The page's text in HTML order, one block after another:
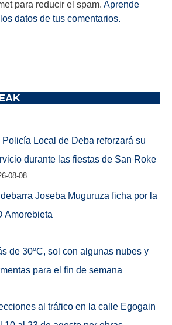
para reducir el spam. Aprende
datos de tus comentarios.
Policía Local de Deba reforzará su
durante las fiestas de San Roke
08-08
Joseba Muguruza ficha por la
Amorebieta
de 30ºC, sol con algunas nubes y
para el fin de semana
al tráfico en la calle Egogain